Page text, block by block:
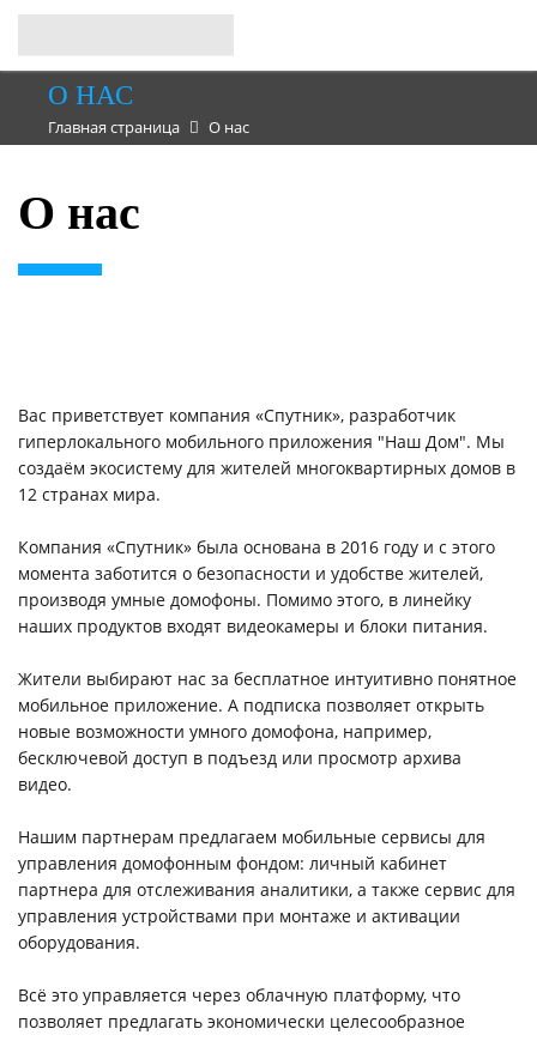
О НАС
Главная страница О нас
О нас
Вас приветствует компания «Спутник», разработчик
гиперлокального мобильного приложения "Наш Дом". Мы
создаём экосистему для жителей многоквартирных домов в
12 странах мира.
Компания «Спутник» была основана в 2016 году и с этого
момента заботится о безопасности и удобстве жителей,
производя умные домофоны. Помимо этого, в линейку
наших продуктов входят видеокамеры и блоки питания.
Жители выбирают нас за бесплатное интуитивно понятное
мобильное приложение. А подписка позволяет открыть
новые возможности умного домофона, например,
бесключевой доступ в подъезд или просмотр архива
видео.
Нашим партнерам предлагаем мобильные сервисы для
управления домофонным фондом: личный кабинет
партнера для отслеживания аналитики, а также сервис для
управления устройствами при монтаже и активации
оборудования.
Всё это управляется через облачную платформу, что
позволяет предлагать экономически целесообразное